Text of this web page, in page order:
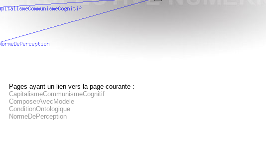
Pages ayant un lien vers la page courante :
CapitalismeCommunismeCognitif
ComposerAvecModele
ConditionOntologique
NormeDePerception